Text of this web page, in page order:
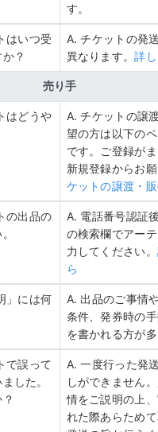
す。
はいつ受
？
A. チケットの発
異なります。詳
売り手
はどうや
A. チケットの譲
望の方は以下の
です。ご登録が
新規登録からお
ケットの譲渡・
の出品の
A. 電話番号認証
の検索欄でアー
力してください。
ら
」には何
A. 出品のご事情
条件、発券時の
を書かれる方が多
で誤って
した。
A. 一度行った発
しができません
情をご説明の上
れた際あらため